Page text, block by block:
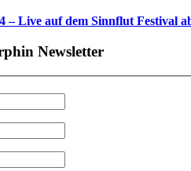
– Live auf dem Sinnflut Festival
Newsletter